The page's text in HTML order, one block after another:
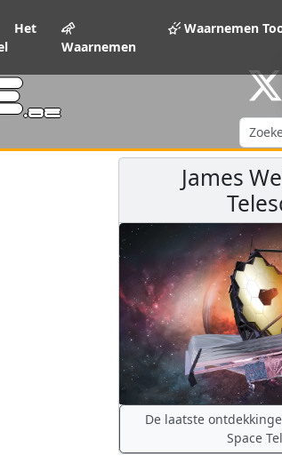
Waarnemen
Waarnemen
.be
Zoeken
James
De laatste
Space